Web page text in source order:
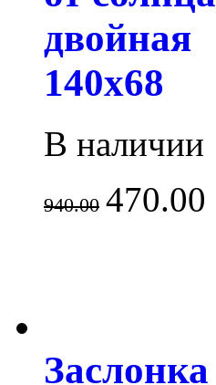
двойная
140x68
В наличии
940.00 470.00
Заслонка